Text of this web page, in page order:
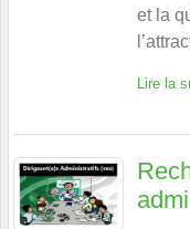
et la
Lire la